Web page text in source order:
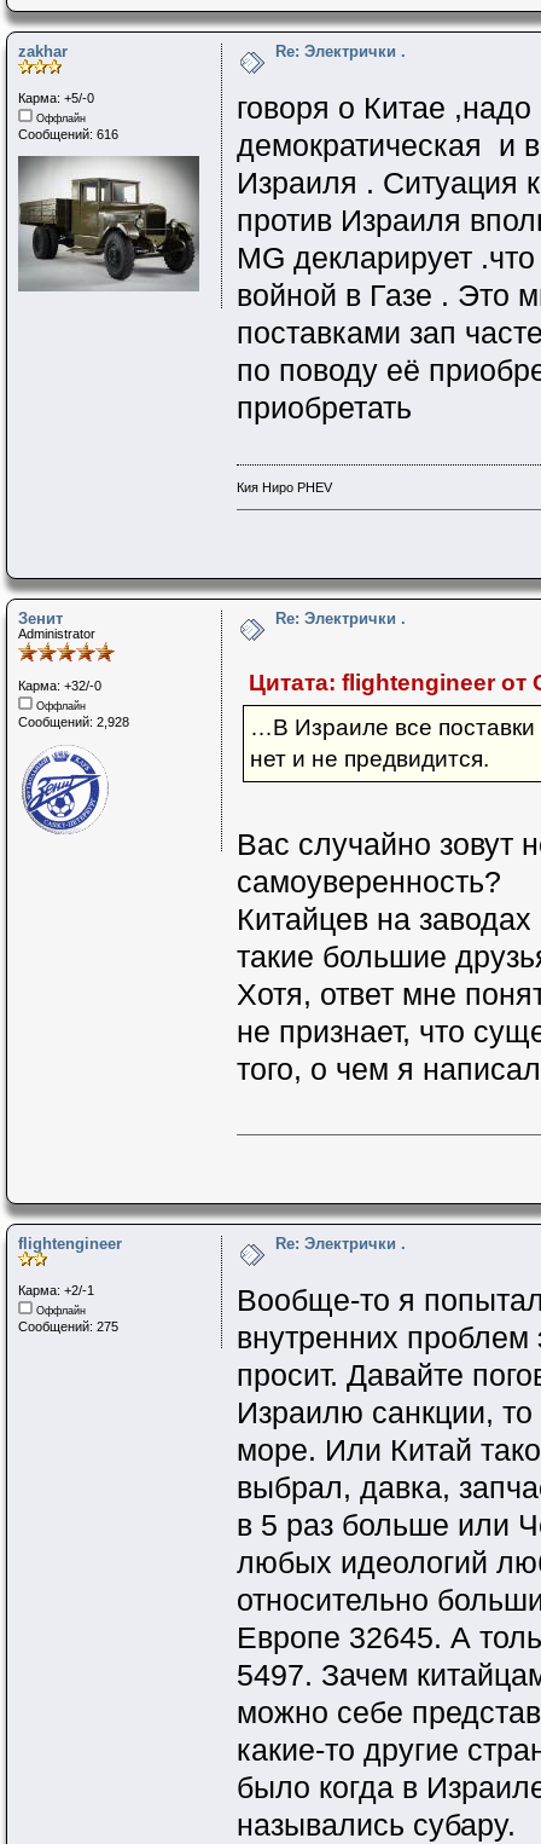
zakhar
Карма: +5/-0
Оффлайн
Сообщений: 616
Re: Электрички .
говоря о Китае
демократическая и
Израиля . Ситуация
против Израиля
MG декларирует
войной в Газе . Это
поставками зап
по поводу её
приобретать
Кия Ниро PHEV
Зенит
Administrator
Карма: +32/-0
Оффлайн
Сообщений: 2,928
Re: Электрички .
Цитата: flightengineer от
…В Израиле все
нет и не предвидится.
Вас случайно зовут
самоуверенность?
Китайцев на
такие большие
Хотя, ответ мне
не признает, что
того, о чем я
flightengineer
Карма: +2/-1
Оффлайн
Сообщений: 275
Re: Электрички .
Вообще-то я
внутренних
просит. Давайте
Израилю санкции,
море. Или Китай
выбрал, давка,
в 5 раз больше или
любых идеологий
относительно
Европе 32645. А
5497. Зачем
можно себе
какие-то другие
было когда в
назывались субару.